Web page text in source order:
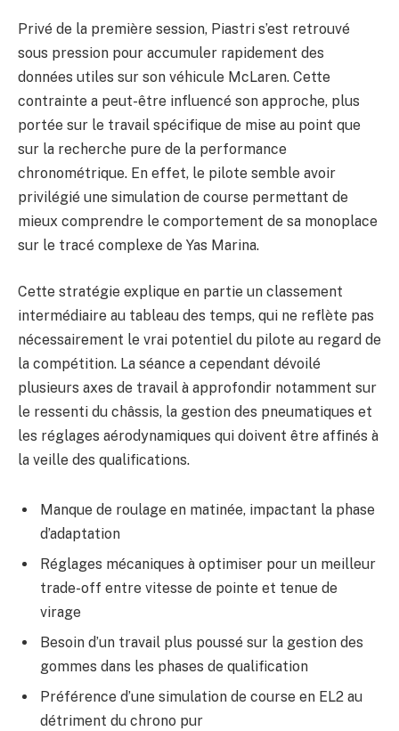
Privé de la première session, Piastri s’est retrouvé
sous pression pour accumuler rapidement des
données utiles sur son véhicule McLaren. Cette
contrainte a peut-être influencé son approche, plus
portée sur le travail spécifique de mise au point que
sur la recherche pure de la performance
chronométrique. En effet, le pilote semble avoir
privilégié une simulation de course permettant de
mieux comprendre le comportement de sa monoplace
sur le tracé complexe de Yas Marina.
Cette stratégie explique en partie un classement
intermédiaire au tableau des temps, qui ne reflète pas
nécessairement le vrai potentiel du pilote au regard de
la compétition. La séance a cependant dévoilé
plusieurs axes de travail à approfondir notamment sur
le ressenti du châssis, la gestion des pneumatiques et
les réglages aérodynamiques qui doivent être affinés à
la veille des qualifications.
Manque de roulage en matinée, impactant la phase
d’adaptation
Réglages mécaniques à optimiser pour un meilleur
trade-off entre vitesse de pointe et tenue de
virage
Besoin d’un travail plus poussé sur la gestion des
gommes dans les phases de qualification
Préférence d’une simulation de course en EL2 au
détriment du chrono pur